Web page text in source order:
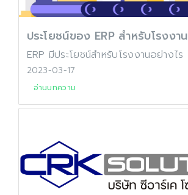
ประโยชน์ของ ERP สำหรับโรงงาน
ERP มีประโยชน์สำหรับโรงงานอย่างไร
2023-03-17
อ่านบทความ